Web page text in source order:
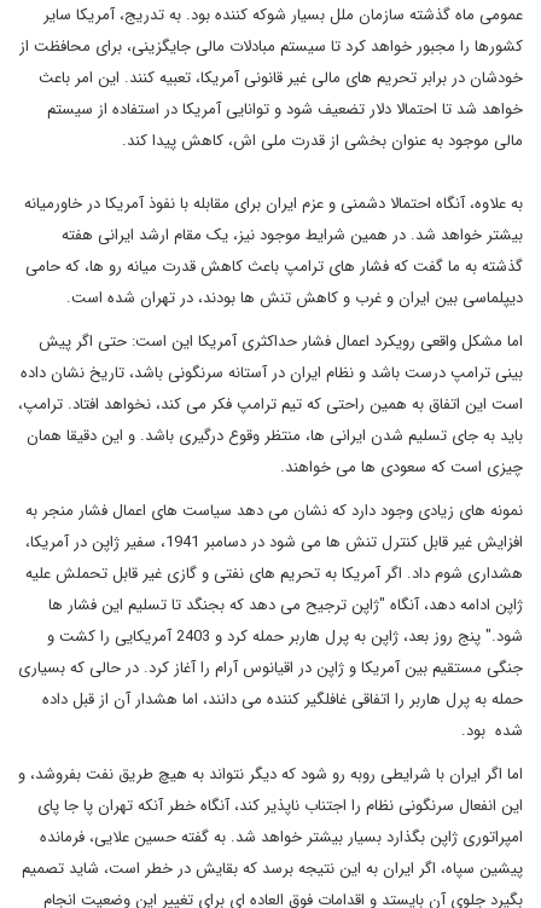
عمومی ماه گذشته سازمان ملل بسیار شوکه کننده بود. به تدریج، آمریکا سایر
کشورها را مجبور خواهد کرد تا سیستم مبادلات مالی جایگزینی، برای محافظت از
خودشان در برابر تحریم های مالی غیر قانونی آمریکا، تعبیه کنند. این امر باعث
خواهد شد تا احتمالا دلار تضعیف شود و توانایی آمریکا در استفاده از سیستم
مالی موجود به عنوان بخشی از قدرت ملی اش، کاهش پیدا کند.
به علاوه، آنگاه احتمالا دشمنی و عزم ایران برای مقابله با نفوذ آمریکا در خاورمیانه
بیشتر خواهد شد. در همین شرایط موجود نیز، یک مقام ارشد ایرانی هفته
گذشته به ما گفت که فشار های ترامپ باعث کاهش قدرت میانه رو ها، که حامی
دیپلماسی بین ایران و غرب و کاهش تنش ها بودند، در تهران شده است.
اما مشکل واقعی رویکرد اعمال فشار حداکثری آمریکا این است: حتی اگر پیش
بینی ترامپ درست باشد و نظام ایران در آستانه سرنگونی باشد، تاریخ نشان داده
است این اتفاق به همین راحتی که تیم ترامپ فکر می کند، نخواهد افتاد. ترامپ،
باید به جای تسلیم شدن ایرانی ها، منتظر وقوع درگیری باشد. و این دقیقا همان
چیزی است که سعودی ها می خواهند.
نمونه های زیادی وجود دارد که نشان می دهد سیاست های اعمال فشار منجر به
افزایش غیر قابل کنترل تنش ها می شود در دسامبر 1941، سفیر ژاپن در آمریکا،
هشداری شوم داد. اگر آمریکا به تحریم های نفتی و گازی غیر قابل تحملش علیه
ژاپن ادامه دهد، آنگاه "ژاپن ترجیح می دهد که بجنگد تا تسلیم این فشار ها
شود." پنج روز بعد، ژاپن به پرل هاربر حمله کرد و 2403 آمریکایی را کشت و
جنگی مستقیم بین آمریکا و ژاپن در اقیانوس آرام را آغاز کرد. در حالی که بسیاری
حمله به پرل هاربر را اتفاقی غافلگیر کننده می دانند، اما هشدار آن از قبل داده
شده بود.
اما اگر ایران با شرایطی روبه رو شود که دیگر نتواند به هیچ طریق نفت بفروشد، و
این انفعال سرنگونی نظام را اجتناب ناپذیر کند، آنگاه خطر آنکه تهران پا جا پای
امپراتوری ژاپن بگذارد بسیار بیشتر خواهد شد. به گفته حسین علایی، فرمانده
پیشین سپاه، اگر ایران به این نتیجه برسد که بقایش در خطر است، شاید تصمیم
بگیرد جلوی آن بایستد و اقدامات فوق العاده ای برای تغییر این وضعیت انجام